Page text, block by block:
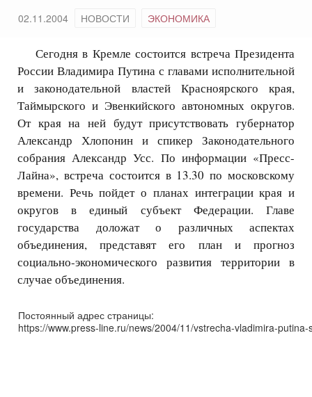
02.11.2004 НОВОСТИ ЭКОНОМИКА
Сегодня в Кремле состоится встреча Президента
России Владимира Путина с главами исполнительной
и законодательной властей Красноярского края,
Таймырского и Эвенкийского автономных округов.
От края на ней будут присутствовать губернатор
Александр Хлопонин и спикер Законодательного
собрания Александр Усс. По информации «Пресс-
Лайна», встреча состоится в 13.30 по московскому
времени. Речь пойдет о планах интеграции края и
округов в единый субъект Федерации. Главе
государства доложат о различных аспектах
объединения, представят его план и прогноз
социально-экономического развития территории в
случае объединения.
Постоянный адрес страницы:
https://www.press-line.ru/news/2004/11/vstrecha-vladimira-